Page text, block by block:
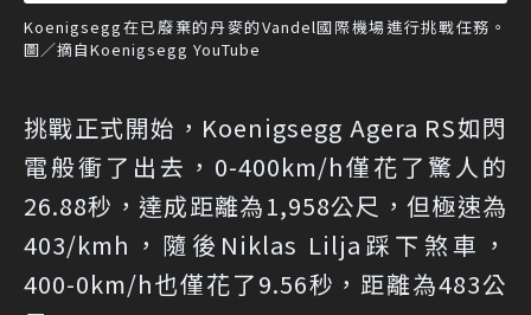
Koenigsegg在已廢棄的丹麥的Vandel國際機場進行挑戰任務。
圖／摘自Koenigsegg YouTube
挑戰正式開始，Koenigsegg Agera RS如閃
電般衝了出去，0-400km/h僅花了驚人的
26.88秒，達成距離為1,958公尺，但極速為
403/kmh，隨後Niklas Lilja踩下煞車，
400-0km/h也僅花了9.56秒，距離為483公